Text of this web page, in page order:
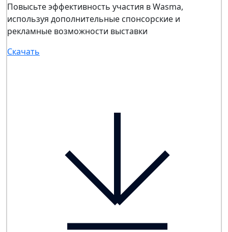
Повысьте эффективность участия в Wasma,
используя дополнительные спонсорские и
рекламные возможности выставки
Скачать